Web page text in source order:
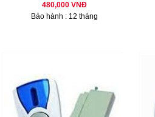
480,000 VNĐ
Bảo hành : 12 tháng